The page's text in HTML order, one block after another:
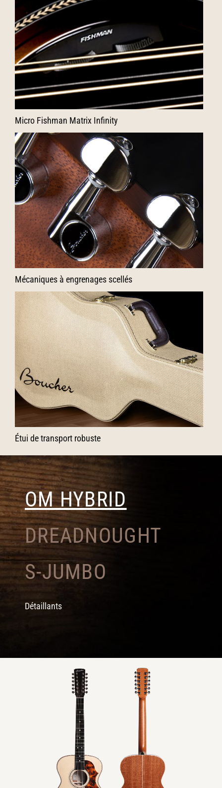
Micro Fishman Matrix Infinity
Mécaniques à engrenages scellés
Étui de transport robuste
OM HYBRID
DREADNOUGHT
S-JUMBO
Détaillants